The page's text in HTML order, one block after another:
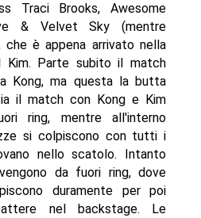
Traci Brooks, Awesome
& Velvet Sky (mentre
che è appena arrivato nella
Kim. Parte subito il match
Kong, ma questa la butta
il match con Kong e Kim
ring, mentre all'interno
si colpiscono con tutti i
nello scatolo. Intanto
da fuori ring, dove
duramente per poi
nel backstage. Le